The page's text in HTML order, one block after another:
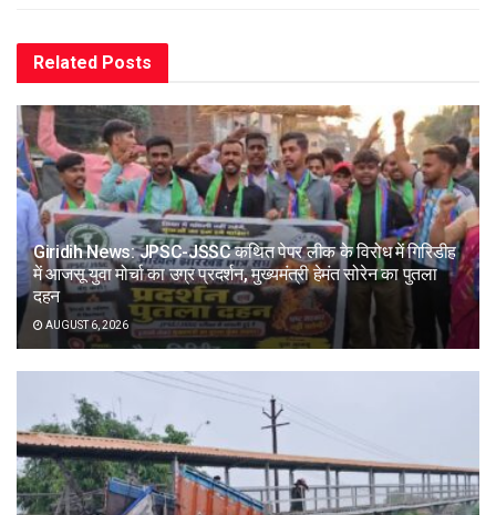
Related Posts
Giridih News: JPSC-JSSC कथित पेपर लीक के विरोध में गिरिडीह
में आजसू युवा मोर्चा का उग्र प्रदर्शन, मुख्यमंत्री हेमंत सोरेन का पुतला
दहन
AUGUST 6, 2026